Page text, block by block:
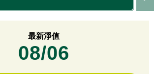
最新淨值
08/06